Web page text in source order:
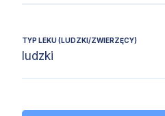
TYP LEKU (LUDZKI/ZWIERZĘCY)
ludzki